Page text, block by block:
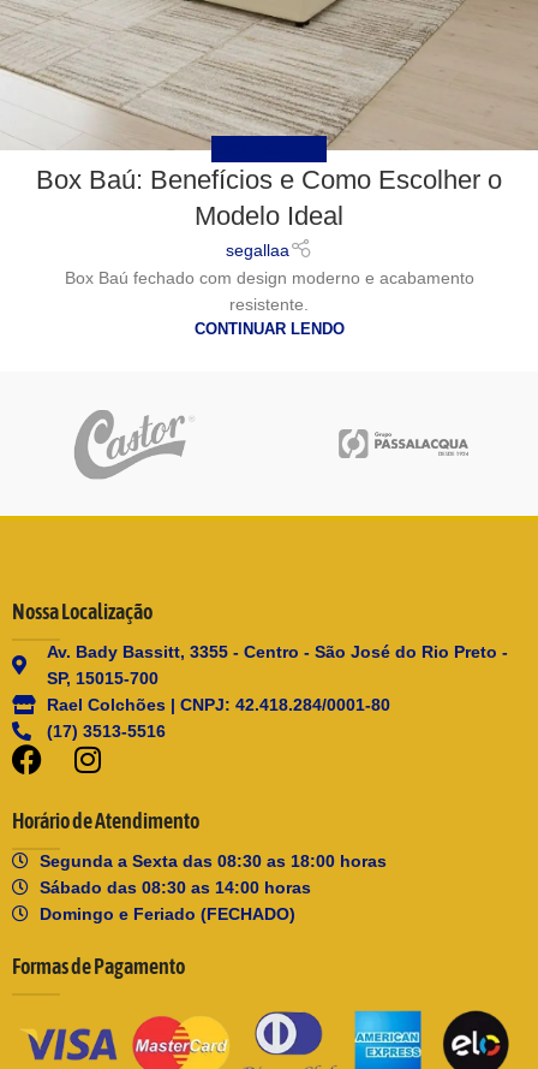
Box Baú: Benefícios e Como Escolher o
Modelo Ideal
segallaa
Box Baú fechado com design moderno e acabamento
resistente.
CONTINUAR LENDO
Nossa Localização
Av. Bady Bassitt, 3355 - Centro - São José do Rio Preto -
SP, 15015-700
Rael Colchões | CNPJ: 42.418.284/0001-80
(17) 3513-5516
Horário de Atendimento
Segunda a Sexta das 08:30 as 18:00 horas
Sábado das 08:30 as 14:00 horas
Domingo e Feriado (FECHADO)
Formas de Pagamento